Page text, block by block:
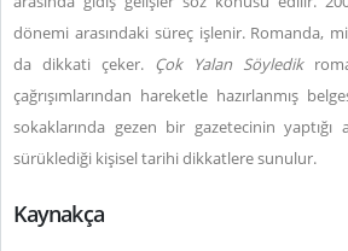
dönemi arasındaki süreç işlenir. Romanda,
da dikkati çeker. Çok Yalan Söyledik
çağrışımlarından hareketle hazırlanmış
sokaklarında gezen bir gazetecinin yaptığı
sürüklediği kişisel tarihi dikkatlere sunulur.
Kaynakça